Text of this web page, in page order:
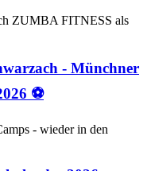
ZUMBA FITNESS als
- Münchner
⚽
- wieder in den